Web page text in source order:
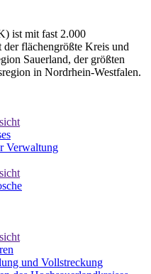
ist mit fast 2.000
flächengrößte Kreis und
Sauerland, der größten
in Nordrhein-Westfalen.
Verwaltung
und Vollstreckung